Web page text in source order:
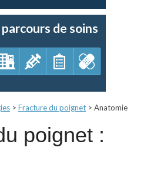
de soins
> Fracture du poignet > Anatomie
poignet :